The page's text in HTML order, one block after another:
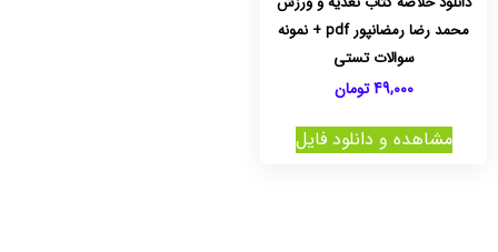
محمد رضا رمضانپور pdf + نمونه
سوالات تستی
49,000 تومان
مشاهده و دانلود فایل